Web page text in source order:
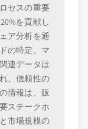
セスの重要
を貢献し
ア分析を通
の特定、マ
連データは
、信頼性の
情報は、販
ステークホ
市場規模の